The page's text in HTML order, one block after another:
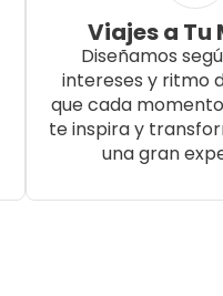
Viajes a Tu
Diseñamos
intereses y ritmo
que cada
te inspira y
una gran